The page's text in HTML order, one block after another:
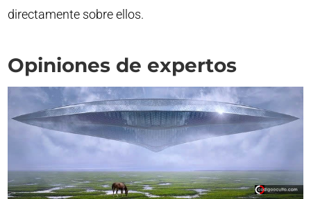
directamente sobre ellos.
Opiniones de expertos